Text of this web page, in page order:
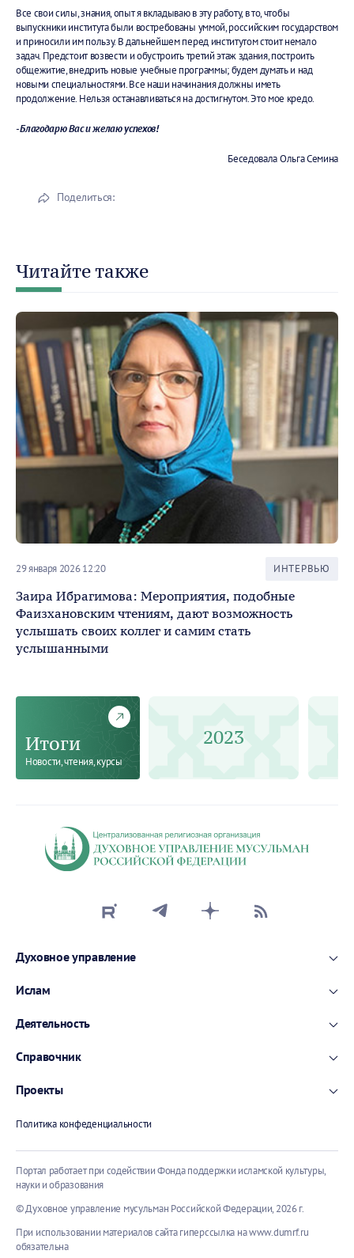
Все свои силы, знания, опыт я вкладываю в эту работу, в то, чтобы
выпускники института были востребованы уммой, российским государством
и приносили им пользу. В дальнейшем перед институтом стоит немало
задач. Предстоит возвести и обустроить третий этаж здания, построить
общежитие, внедрить новые учебные программы; будем думать и над
новыми специальностями. Все наши начинания должны иметь
продолжение. Нельзя останавливаться на достигнутом. Это мое кредо.
- Благодарю Вас и желаю успехов!
Беседовала Ольга Семина
Поделиться:
Читайте также
29 января 2026 12:20 ИНТЕРВЬЮ
Заира Ибрагимова: Мероприятия, подобные
Фаизхановским чтениям, дают возможность
услышать своих коллег и самим стать
услышанными
Итоги
Новости, чтения, курсы
2023
Духовное управление
Ислам
Деятельность
Справочник
Проекты
Политика конфеденциальности
Портал работает при содействии Фонда поддержки исламской культуры,
науки и образования
© Духовное управление мусульман Российской Федерации,2026 г.
При использовании материалов сайта гиперссылка наwww.dumrf.ru
обязательна